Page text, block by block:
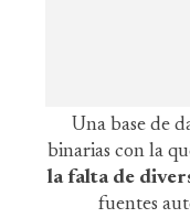
Una base de
binarias con la
la falta de
fuentes